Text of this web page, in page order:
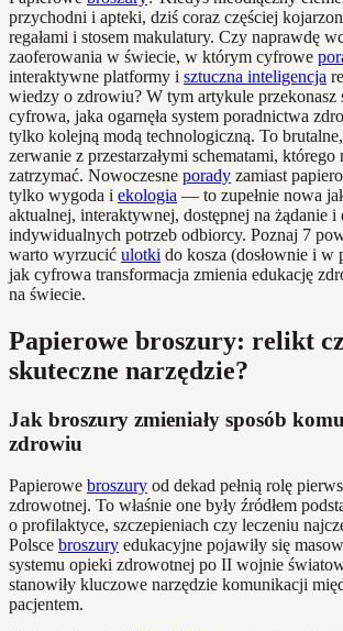
przychodni i apteki, dziś coraz częściej
regałami i stosem makulatury. Czy naprawdę
zaoferowania w świecie, w którym cyfrowe
interaktywne platformy i sztuczna inteligencja
wiedzy o zdrowiu? W tym artykule przekonasz
cyfrowa, jaka ogarnęła system poradnictwa
tylko kolejną modą technologiczną. To
zerwanie z przestarzałymi schematami, którego
zatrzymać. Nowoczesne porady zamiast
tylko wygoda i ekologia — to zupełnie nowa
aktualnej, interaktywnej, dostępnej na żądanie i
indywidualnych potrzeb odbiorcy. Poznaj 7
warto wyrzucić ulotki do kosza (dosłownie i w
jak cyfrowa transformacja zmienia edukację
na świecie.
Papierowe broszury: relikt
skuteczne narzędzie?
Jak broszury zmieniały sposób
zdrowiu
Papierowe broszury od dekad pełnią rolę
zdrowotnej. To właśnie one były źródłem
o profilaktyce, szczepieniach czy leczeniu
Polsce broszury edukacyjne pojawiły się
systemu opieki zdrowotnej po II wojnie
stanowiły kluczowe narzędzie komunikacji
pacjentem.